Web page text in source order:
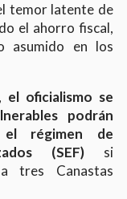
temor latente de
el ahorro fiscal,
asumido en los
el oficialismo se
podrán
el régimen de
(SEF) si
tres Canastas